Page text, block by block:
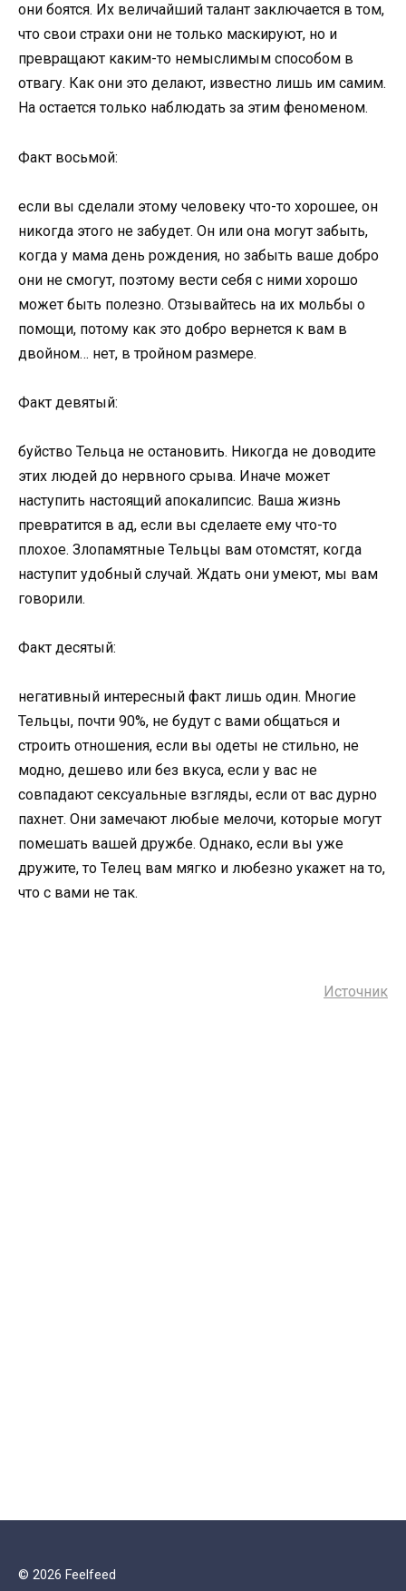
они боятся. Их величайший талант заключается в том,
что свои страхи они не только маскируют, но и
превращают каким-то немыслимым способом в
отвагу. Как они это делают, известно лишь им самим.
На остается только наблюдать за этим феноменом.
Факт восьмой:
если вы сделали этому человеку что-то хорошее, он
никогда этого не забудет. Он или она могут забыть,
когда у мама день рождения, но забыть ваше добро
они не смогут, поэтому вести себя с ними хорошо
может быть полезно. Отзывайтесь на их мольбы о
помощи, потому как это добро вернется к вам в
двойном… нет, в тройном размере.
Факт девятый:
буйство Тельца не остановить. Никогда не доводите
этих людей до нервного срыва. Иначе может
наступить настоящий апокалипсис. Ваша жизнь
превратится в ад, если вы сделаете ему что-то
плохое. Злопамятные Тельцы вам отомстят, когда
наступит удобный случай. Ждать они умеют, мы вам
говорили.
Факт десятый:
негативный интересный факт лишь один. Многие
Тельцы, почти 90%, не будут с вами общаться и
строить отношения, если вы одеты не стильно, не
модно, дешево или без вкуса, если у вас не
совпадают cекcyальные взгляды, если от вас дурно
пахнет. Они замечают любые мелочи, которые могут
помешать вашей дружбе. Однако, если вы уже
дружите, то Телец вам мягко и любезно укажет на то,
что с вами не так.
Источник
© 2026 Feelfeed